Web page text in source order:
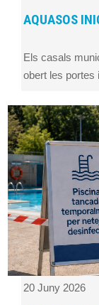
AQUASOS
Els casals
obert les
20 Juny 2026